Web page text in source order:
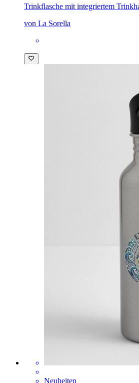
Trinkflasche mit integriertem
von La Sorella
Neuheiten